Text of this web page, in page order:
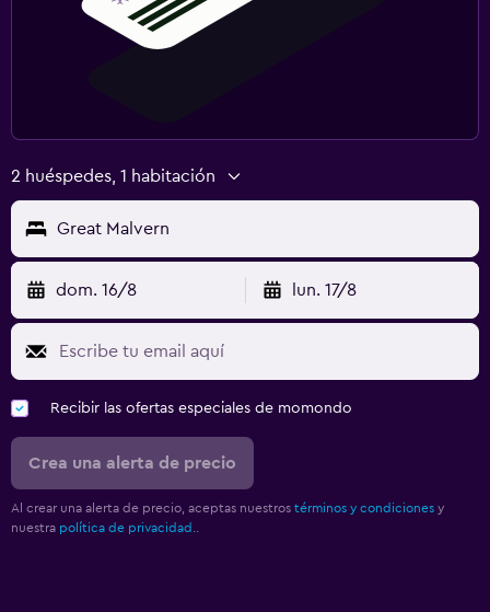
2 huéspedes, 1 habitación
Great Malvern
dom. 16/8 lun. 17/8
Recibir las ofertas especiales de momondo
Crea una alerta de precio
Al crear una alerta de precio, aceptas nuestros términos y condiciones y
nuestra política de privacidad.